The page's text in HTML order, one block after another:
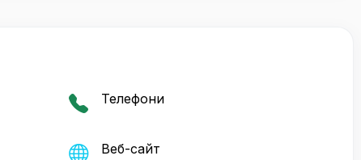
Телефони
Веб-сайт